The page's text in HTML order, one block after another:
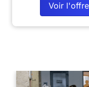
Voir l'offre